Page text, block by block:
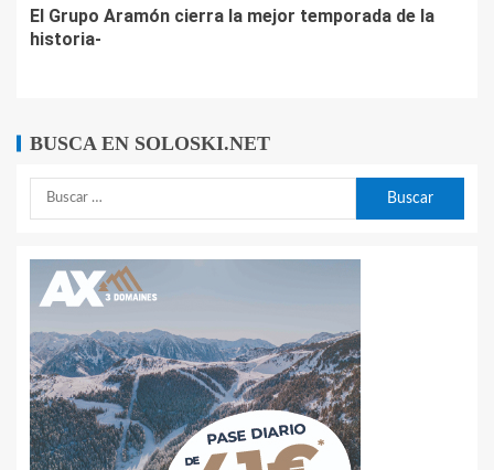
El Grupo Aramón cierra la mejor temporada de la
historia-
BUSCA EN SOLOSKI.NET